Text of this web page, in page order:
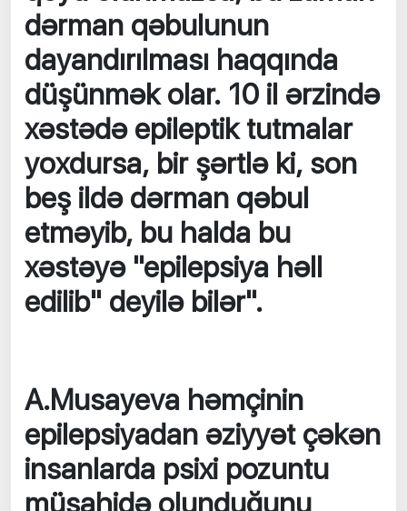
dərman qəbulunun
dayandırılması haqqında
düşünmək olar. 10 il ərzində
xəstədə epileptik tutmalar
yoxdursa, bir şərtlə ki, son
beş ildə dərman qəbul
etməyib, bu halda bu
xəstəyə "epilepsiya həll
edilib" deyilə bilər".
A.Musayeva həmçinin
epilepsiyadan əziyyət çəkən
insanlarda psixi pozuntu
müşahidə olunduğunu